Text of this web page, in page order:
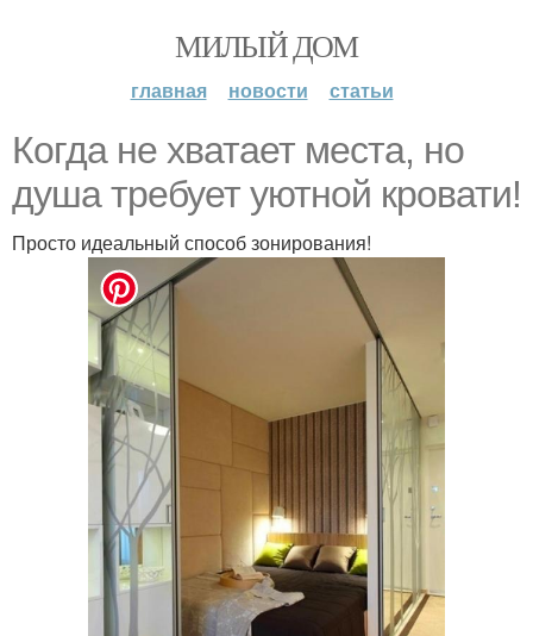
МИЛЫЙ ДОМ
главная новости статьи
Когда не хватает места, но
душа требует уютной кровати!
Просто идеальный способ зонирования!